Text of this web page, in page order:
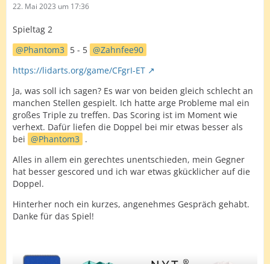
22. Mai 2023 um 17:36
Spieltag 2
Phantom3 5 - 5
Zahnfee90
https://lidarts.org/game/CFgrI-ET
Ja, was soll ich sagen? Es war von beiden gleich schlecht an
manchen Stellen gespielt. Ich hatte arge Probleme mal ein
großes Triple zu treffen. Das Scoring ist im Moment wie
verhext. Dafür liefen die Doppel bei mir etwas besser als
bei
Phantom3 .
Alles in allem ein gerechtes unentschieden, mein Gegner
hat besser gescored und ich war etwas gkücklicher auf die
Doppel.
Hinterher noch ein kurzes, angenehmes Gespräch gehabt.
Danke für das Spiel!